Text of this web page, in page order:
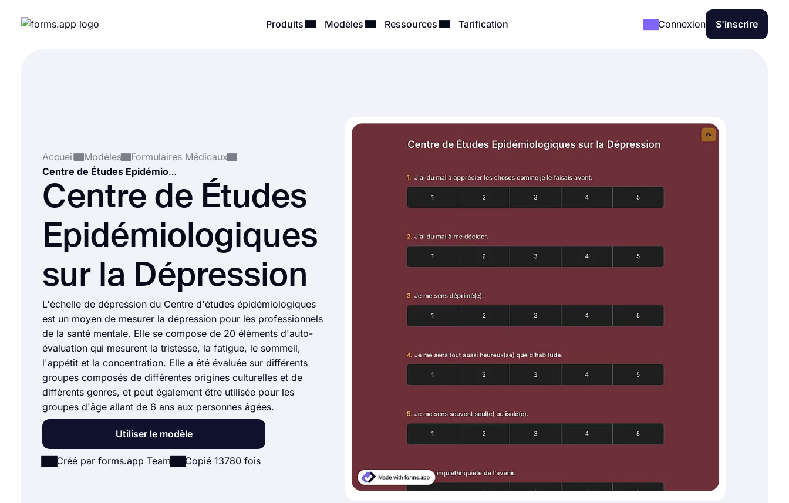
Produits Modèles Ressources Tarification Connexion S'inscrire
Accueil Modèles
Formulaires Médicaux
Centre de Études Epidémiologiques sur la Dépression
Centre de Études
Epidémiologiques
sur la Dépression
L'échelle de dépression du Centre d'études épidémiologiques
est un moyen de mesurer la dépression pour les professionnels
de la santé mentale. Elle se compose de 20 éléments d'auto-
évaluation qui mesurent la tristesse, la fatigue, le sommeil,
l'appétit et la concentration. Elle a été évaluée sur différents
groupes composés de différentes origines culturelles et de
différents genres, et peut également être utilisée pour les
groupes d'âge allant de 6 ans aux personnes âgées.
Utiliser le modèle
Créé par forms.app Team Copié 13780 fois